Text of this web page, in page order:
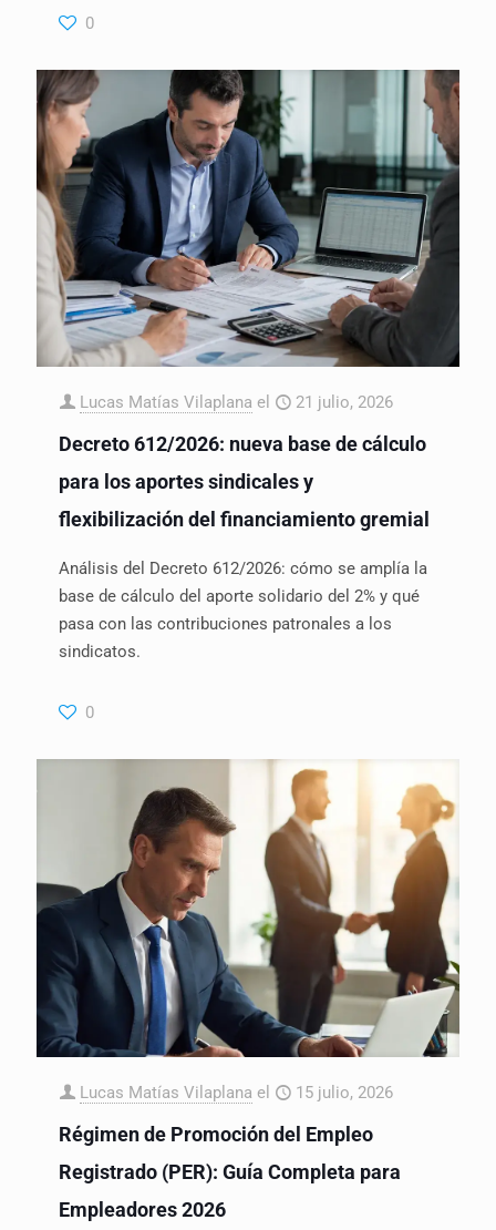
0
Lucas Matías Vilaplana el 21 julio, 2026
Decreto 612/2026: nueva base de cálculo
para los aportes sindicales y
flexibilización del financiamiento gremial
Análisis del Decreto 612/2026: cómo se amplía la
base de cálculo del aporte solidario del 2% y qué
pasa con las contribuciones patronales a los
sindicatos.
0
Lucas Matías Vilaplana el 15 julio, 2026
Régimen de Promoción del Empleo
Registrado (PER): Guía Completa para
Empleadores 2026